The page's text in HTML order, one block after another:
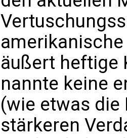
äußert heftige
nannte keine
(wie etwas die
stärkeren